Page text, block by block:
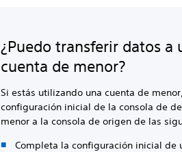
¿Puedo transferir datos a
cuenta de menor?
Si estás utilizando una cuenta de
configuración inicial de la consola de
menor a la consola de origen de las
Completa la configuración inicial de